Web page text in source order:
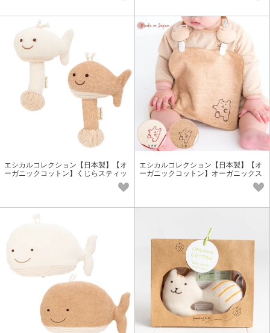
エシカルコレクション【日本製】【オ
ーガニックコットン】くじらスティッ
エシカルコレクション【日本製】【オ
ーガニックコットン】オーガニックス